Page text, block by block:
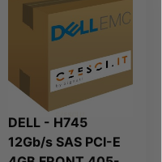
DELL - H745
12Gb/s SAS PCI-E